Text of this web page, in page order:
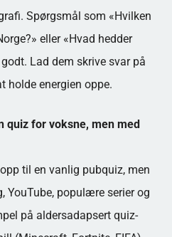
Spørgsmål som «Hvilken
eller «Hvad hedder
Lad dem skrive svar på
holde energien oppe.
quiz for voksne, men med
til en vanlig pubquiz, men
YouTube, populære serier og
på aldersadapsert quiz-